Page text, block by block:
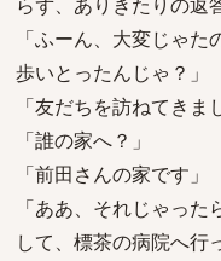
「ふーん、大変じゃた
歩いとったんじゃ？」
「友だちを訪ねてきま
「誰の家へ？」
「前田さんの家です」
「ああ、それじゃっ
して、標茶の病院へ行